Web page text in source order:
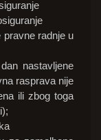
radnje u
nastavljene
rasprava nije
ili zbog toga